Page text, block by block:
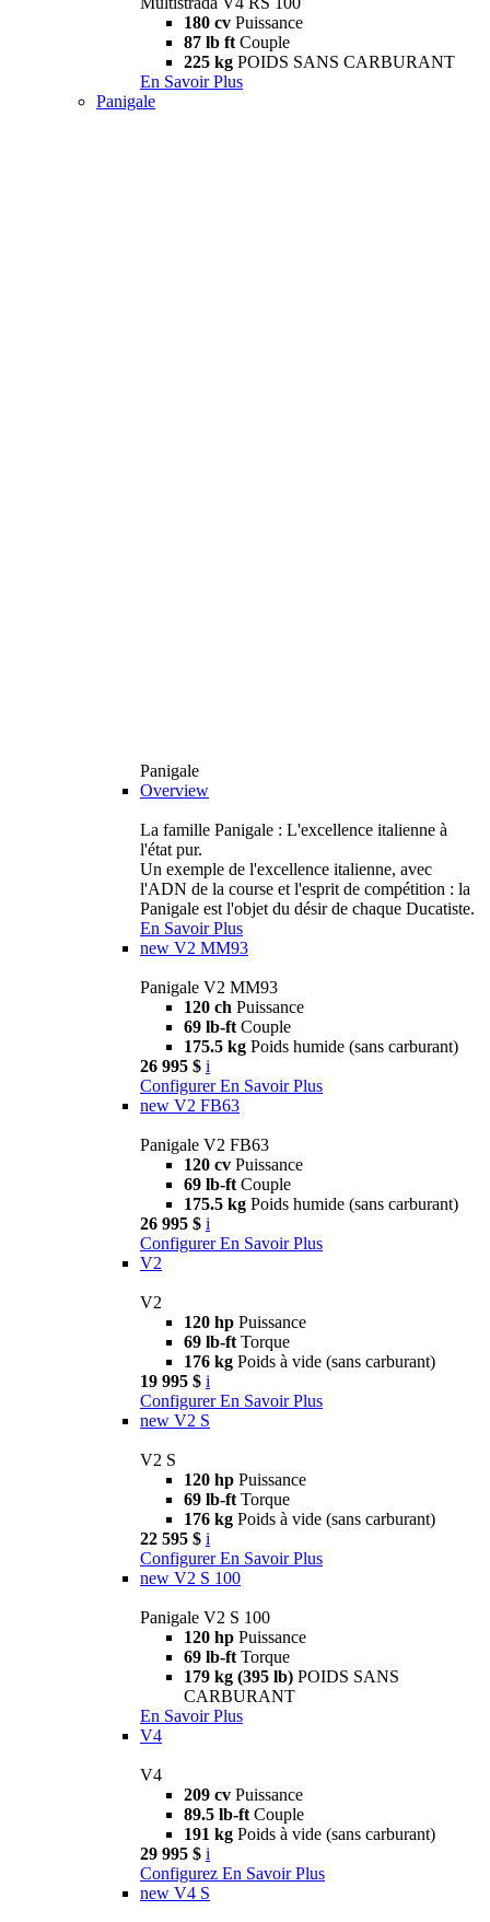
180 cv Puissance
87 lb ft Couple
225 kg POIDS SANS CARBURANT
En Savoir Plus
Panigale
Panigale
Overview
La famille Panigale : L'excellence italienne à
l'état pur.
Un exemple de l'excellence italienne, avec
l'ADN de la course et l'esprit de compétition : la
Panigale est l'objet du désir de chaque Ducatiste.
En Savoir Plus
new V2 MM93
Panigale V2 MM93
120 ch Puissance
69 lb-ft Couple
175.5 kg Poids humide (sans carburant)
26 995 $ i
Configurer En Savoir Plus
new V2 FB63
Panigale V2 FB63
120 cv Puissance
69 lb-ft Couple
175.5 kg Poids humide (sans carburant)
26 995 $ i
Configurer En Savoir Plus
V2
V2
120 hp Puissance
69 lb-ft Torque
176 kg Poids à vide (sans carburant)
19 995 $ i
Configurer En Savoir Plus
new V2 S
V2 S
120 hp Puissance
69 lb-ft Torque
176 kg Poids à vide (sans carburant)
22 595 $ i
Configurer En Savoir Plus
new V2 S 100
Panigale V2 S 100
120 hp Puissance
69 lb-ft Torque
179 kg (395 lb) POIDS SANS
CARBURANT
En Savoir Plus
V4
V4
209 cv Puissance
89.5 lb-ft Couple
191 kg Poids à vide (sans carburant)
29 995 $ i
Configurez En Savoir Plus
new V4 S